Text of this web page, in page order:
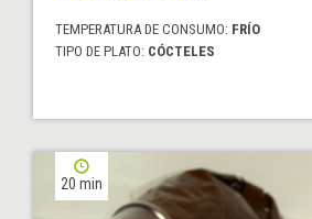
TEMPERATURA DE CONSUMO: FRÍO
TIPO DE PLATO: CÓCTELES
20 min